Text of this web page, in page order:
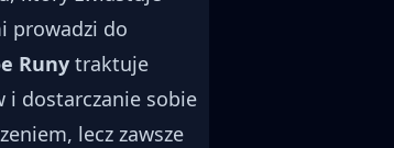
prowadzi do
Runy traktuje
i dostarczanie sobie
lecz zawsze